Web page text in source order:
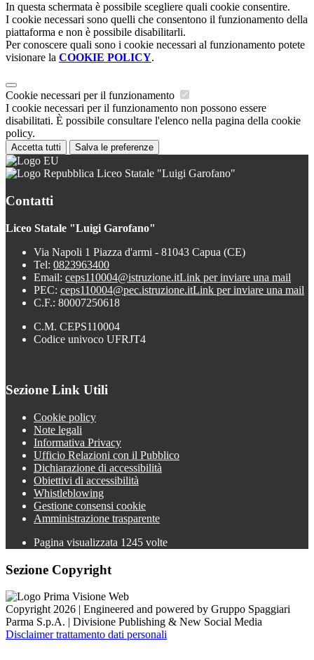
In questa schermata è possibile scegliere quali cookie consentire.
I cookie necessari sono quelli che consentono il funzionamento della
piattaforma e non è possibile disabilitarli.
Per conoscere quali sono i cookie necessari al funzionamento potete
visionare la COOKIE POLICY.
Cookie necessari per il funzionamento
I cookie necessari per il funzionamento non possono essere
disabilitati. È possibile consultare l'elenco nella pagina della cookie
policy.
Accetta tutti Salva le preferenze
Liceo Statale "Luigi Garofano"
Contatti
Liceo Statale "Luigi Garofano"
Via Napoli 1 Piazza d'armi - 81043 Capua (CE)
Tel: 0823963400
Email: ceps110004@istruzione.itLink per inviare una mail
PEC: ceps110004@pec.istruzione.itLink per inviare una mail
C.F.: 80007250618
C.M. CEPS110004
Codice univoco UFRJT4
Sezione Link Utili
Cookie policy
Note legali
Informativa Privacy
Ufficio Relazioni con il Pubblico
Dichiarazione di accessibilità
Obiettivi di accessibilità
Whistleblowing
Gestione consensi cookie
Amministrazione trasparente
Pagina visualizzata 1245 volte
Sezione Copyright
Copyright 2026 | Engineered and powered by Gruppo Spaggiari
Parma S.p.A. | Divisione Publishing & New Social Media
Disclaimer trattamento dati personali